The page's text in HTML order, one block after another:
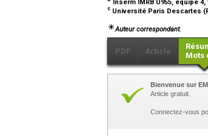
Inserm IMRB U955, équipe
c Université Paris Descartes
Auteur correspondant.
PDF Article
Mots
Bienvenue sur
Article gratuit.
Connectez-vous